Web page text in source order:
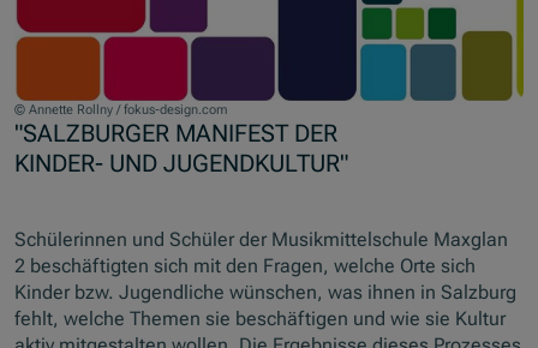
© Annette Rollny / fokus-design.com
"SALZBURGER MANIFEST DER
KINDER- UND JUGENDKULTUR"
Schülerinnen und Schüler der Musikmittelschule Maxglan
2 beschäftigten sich mit den Fragen, welche Orte sich
Kinder bzw. Jugendliche wünschen, was ihnen in Salzburg
fehlt, welche Themen sie beschäftigen und wie sie Kultur